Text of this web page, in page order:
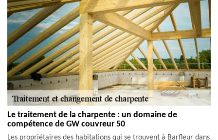
Le traitement de la charpente : un domaine de
compétence de GW couvreur 50
Les propriétaires des habitations qui se trouvent à Barfleur dans